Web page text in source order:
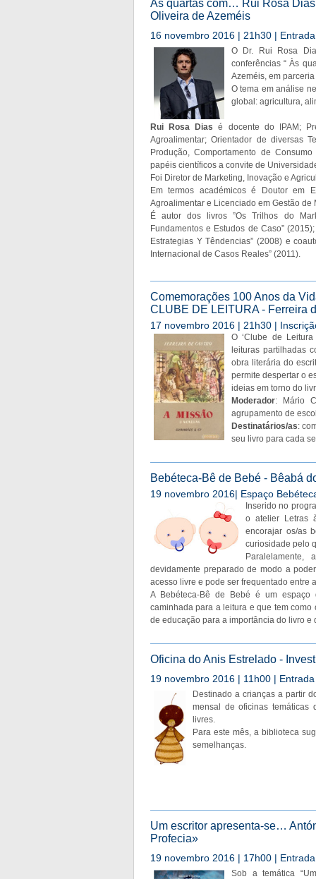
Às quartas com… Rui Rosa
Oliveira de Azeméis
16 novembro 2016 | 21h30 |
O Dr. Rui Rosa
conferências “ Às
Azeméis, em
O tema em análise
global: agricultura,
Rui Rosa Dias é docente do IPAM;
Agroalimentar; Orientador de diversas
Produção, Comportamento de
papéis científicos a convite de
Foi Diretor de Marketing, Inovação e
Em termos académicos é Doutor em
Agroalimentar e Licenciado em Gestão de
É autor dos livros ”Os Trilhos do
Fundamentos e Estudos de Caso”
Estrategias Y Têndencias” (2008) e
Internacional de Casos Reales” (2011).
Comemorações 100 Anos da
CLUBE DE LEITURA - Ferreira
17 novembro 2016 | 21h30 |
O ‘Clube de
leituras partilhadas
obra literária do
permite despertar o
ideias em torno do
Moderador: Mário
agrupamento de
Destinatários/as:
seu livro para cada
Bebéteca-Bê de Bebé - Bêabá
19 novembro 2016| Espaço
Inserido no
o atelier Letras
encorajar os/as
curiosidade pelo
devidamente preparado de modo a
acesso livre e pode ser frequentado entre
A Bebéteca-Bê de Bebé é um
caminhada para a leitura e que tem
de educação para a importância do livro
Oficina do Anis Estrelado -
19 novembro 2016 | 11h00 |
Destinado a crianças a partir
mensal de oficinas temáticas
livres.
Para este mês, a biblioteca
semelhanças.
Um escritor apresenta-se…
Profecia»
19 novembro 2016 | 17h00 |
Sob a temática